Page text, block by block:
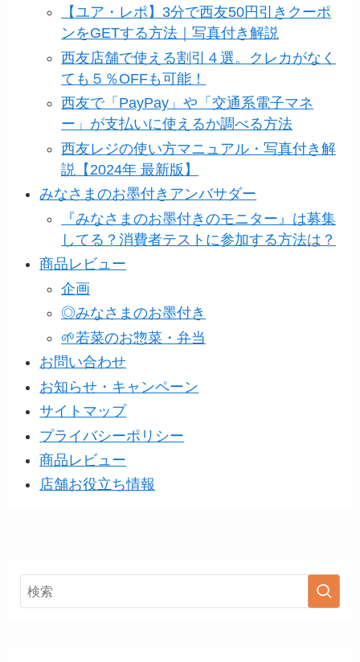
【ユア・レポ】3分で西友50円引きクーポ
ンをGETする方法｜写真付き解説
西友店舗で使える割引４選。クレカがなく
ても５％OFFも可能！
西友で「PayPay」や「交通系電子マネ
ー」が支払いに使えるか調べる方法
西友レジの使い方マニュアル・写真付き解
説【2024年 最新版】
みなさまのお墨付きアンバサダー
『みなさまのお墨付きのモニター』は募集
してる？消費者テストに参加する方法は？
商品レビュー
企画
◎みなさまのお墨付き
🌱若菜のお惣菜・弁当
お問い合わせ
お知らせ・キャンペーン
サイトマップ
プライバシーポリシー
商品レビュー
店舗お役立ち情報